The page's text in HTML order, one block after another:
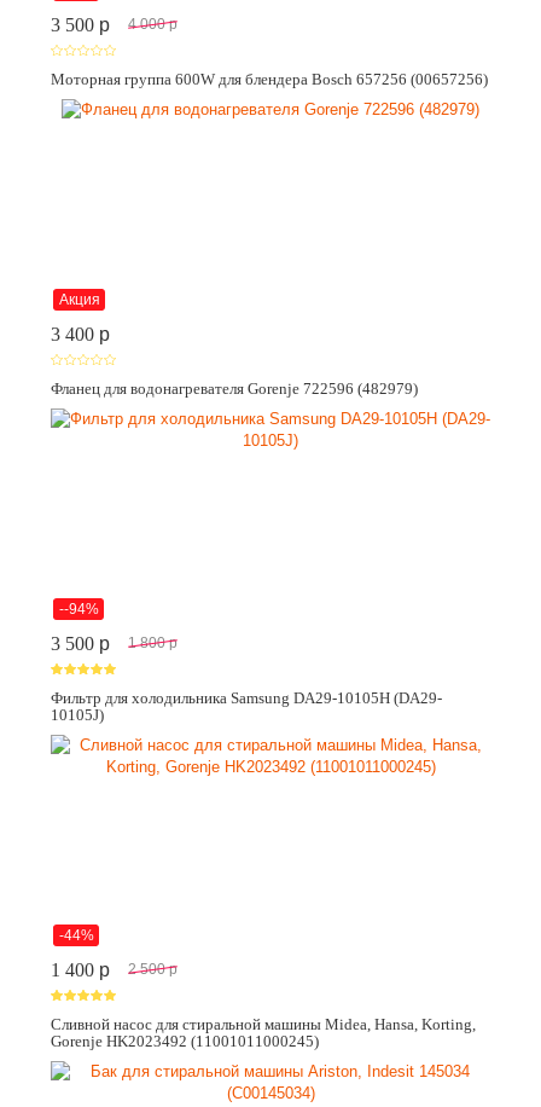
3 500 p 4 000 p
Моторная группа 600W для блендера Bosch 657256 (00657256)
Акция
3 400 p
Фланец для водонагревателя Gorenje 722596 (482979)
--94%
3 500 p 1 800 p
Фильтр для холодильника Samsung DA29-10105H (DA29-
10105J)
-44%
1 400 p 2 500 p
Сливной насос для стиральной машины Midea, Hansa, Korting,
Gorenje HK2023492 (11001011000245)